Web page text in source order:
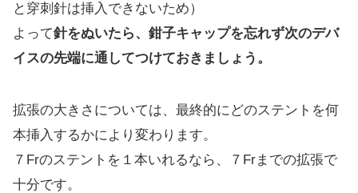
と穿刺針は挿入できないため）
よって針をぬいたら、鉗子キャップを忘れず次のデバ
イスの先端に通してつけておきましょう。
拡張の大きさについては、最終的にどのステントを何
本挿入するかにより変わります。
７Frのステントを１本いれるなら、７Frまでの拡張で
十分です。